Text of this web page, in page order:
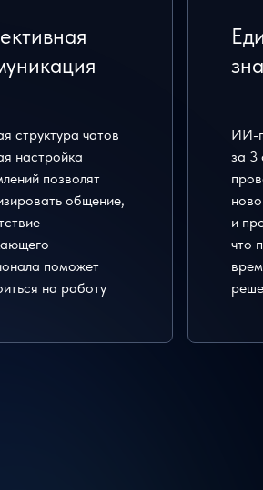
структура чатов
настройка
позволят
общение,
поможет
на работу
ИИ-
за 3
и
что